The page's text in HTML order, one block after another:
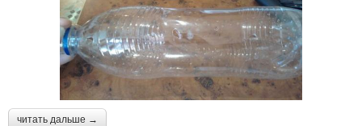
читать дальше →